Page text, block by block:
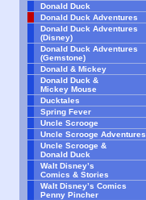
Donald Duck
Donald Duck Adventures
Donald Duck Adventures
(Disney)
Donald Duck Adventures
(Gemstone)
Donald & Mickey
Donald Duck &
Mickey Mouse
Ducktales
Spring Fever
Uncle Scrooge
Uncle Scrooge Adventures
Uncle Scrooge &
Donald Duck
Walt Disney’s
Comics & Stories
Walt Disney’s Comics
Penny Pincher